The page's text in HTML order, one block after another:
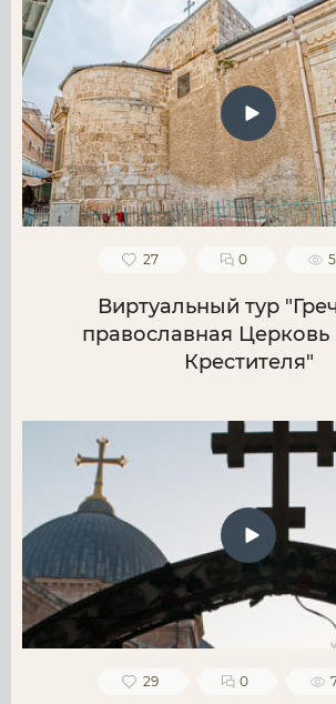
27 0
Виртуальный тур
православная
Крестителя"
29 0